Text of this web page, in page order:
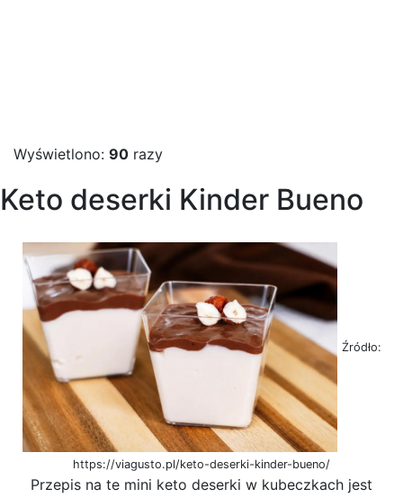
Wyświetlono: 90 razy
Keto deserki Kinder Bueno
Źródło:
https://viagusto.pl/keto-deserki-kinder-bueno/
Przepis na te mini keto deserki w kubeczkach jest